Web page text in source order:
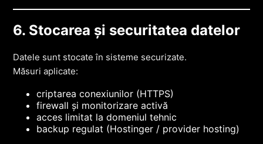
6. Stocarea și securitatea datelor
Datele sunt stocate în sisteme securizate.
Măsuri aplicate:
criptarea conexiunilor (HTTPS)
firewall și monitorizare activă
acces limitat la domeniul tehnic
backup regulat (Hostinger / provider hosting)